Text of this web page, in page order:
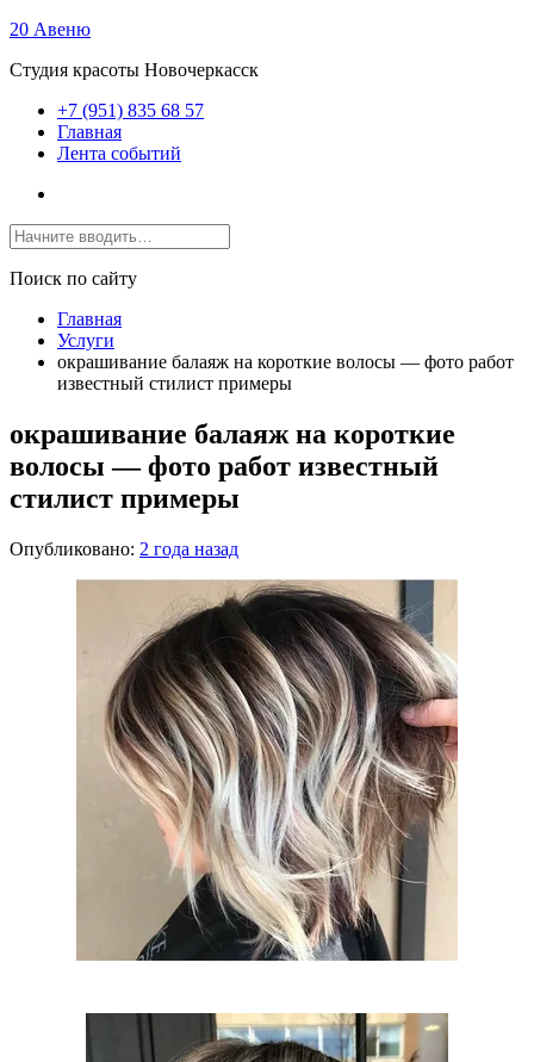
20 Авеню
Студия красоты Новочеркасск
+7 (951) 835 68 57
Главная
Лента событий
Поиск по сайту
Главная
Услуги
окрашивание балаяж на короткие волосы — фото работ
известный стилист примеры
окрашивание балаяж на короткие
волосы — фото работ известный
стилист примеры
Опубликовано: 2 года назад